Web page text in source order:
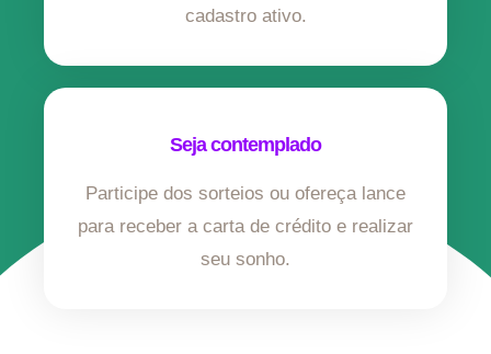
cadastro ativo.
Seja contemplado
Participe dos sorteios ou ofereça lance
para receber a carta de crédito e realizar
seu sonho.